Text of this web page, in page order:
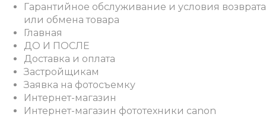
Гарантийное обслуживание и условия возврата
или обмена товара
Главная
ДО И ПОСЛЕ
Доставка и оплата
Застройщикам
Заявка на фотосъемку
Интернет-магазин
Интернет-магазин фототехники canon